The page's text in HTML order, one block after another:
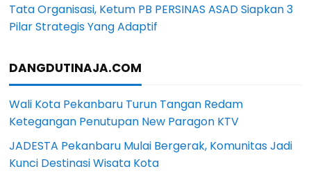
Tata Organisasi, Ketum PB PERSINAS ASAD Siapkan 3
Pilar Strategis Yang Adaptif
DANGDUTINAJA.COM
Wali Kota Pekanbaru Turun Tangan Redam
Ketegangan Penutupan New Paragon KTV
JADESTA Pekanbaru Mulai Bergerak, Komunitas Jadi
Kunci Destinasi Wisata Kota